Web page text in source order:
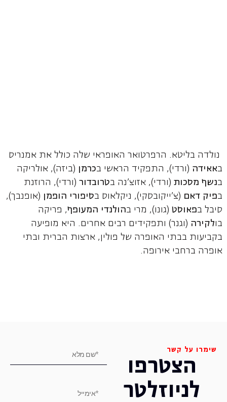
נולדה בליטא. הרפרטואר האופראי שלה כולל את אמנריס
באאידה (ורדי), התפקיד הראשי בכרמן (ביזה), אולריקה
בנשף מסכות(ורדי), אזוצ'נה בטרובדור(ורדי), הרוזנת
בפיק דאם (צ'ייקובסקי), ניקלאוס בסיפורי הופמן (אופנבך),
סיבל בפאוסט(גונו), מרי בהולנדי המעופף, פריקה
בולקירה (וגנר) ותפקידים רבים אחרים. היא מופיעה
בקביעות בבתי האופרה של פולין, ארצות הברית ובתי
אופרה ברחבי אירופה.
שימרו על קשר
הצטרפו
לניוזלטר